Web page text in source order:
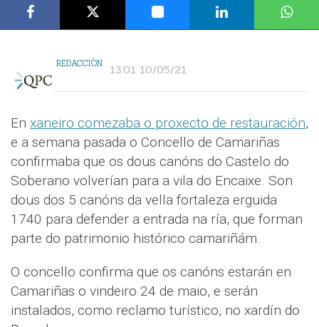
REDACCIÓN 13:01 10/05/21
En xaneiro comezaba o proxecto de restauración,
e a semana pasada o Concello de Camariñas
confirmaba que os dous canóns do Castelo do
Soberano volverían para a vila do Encaixe. Son
dous dos 5 canóns da vella fortaleza erguida
1740 para defender a entrada na ría, que forman
parte do patrimonio histórico camariñám.
O concello confirma que os canóns estarán en
Camariñas o vindeiro 24 de maio, e serán
instalados, como reclamo turístico, no xardín do